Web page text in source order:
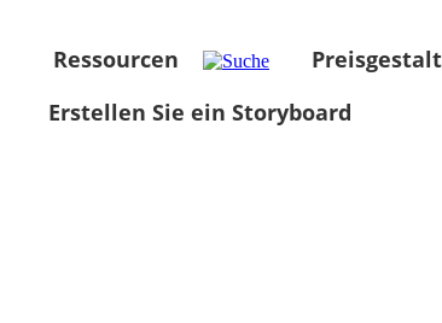
Ressourcen
Erstellen Sie ein Storyboard